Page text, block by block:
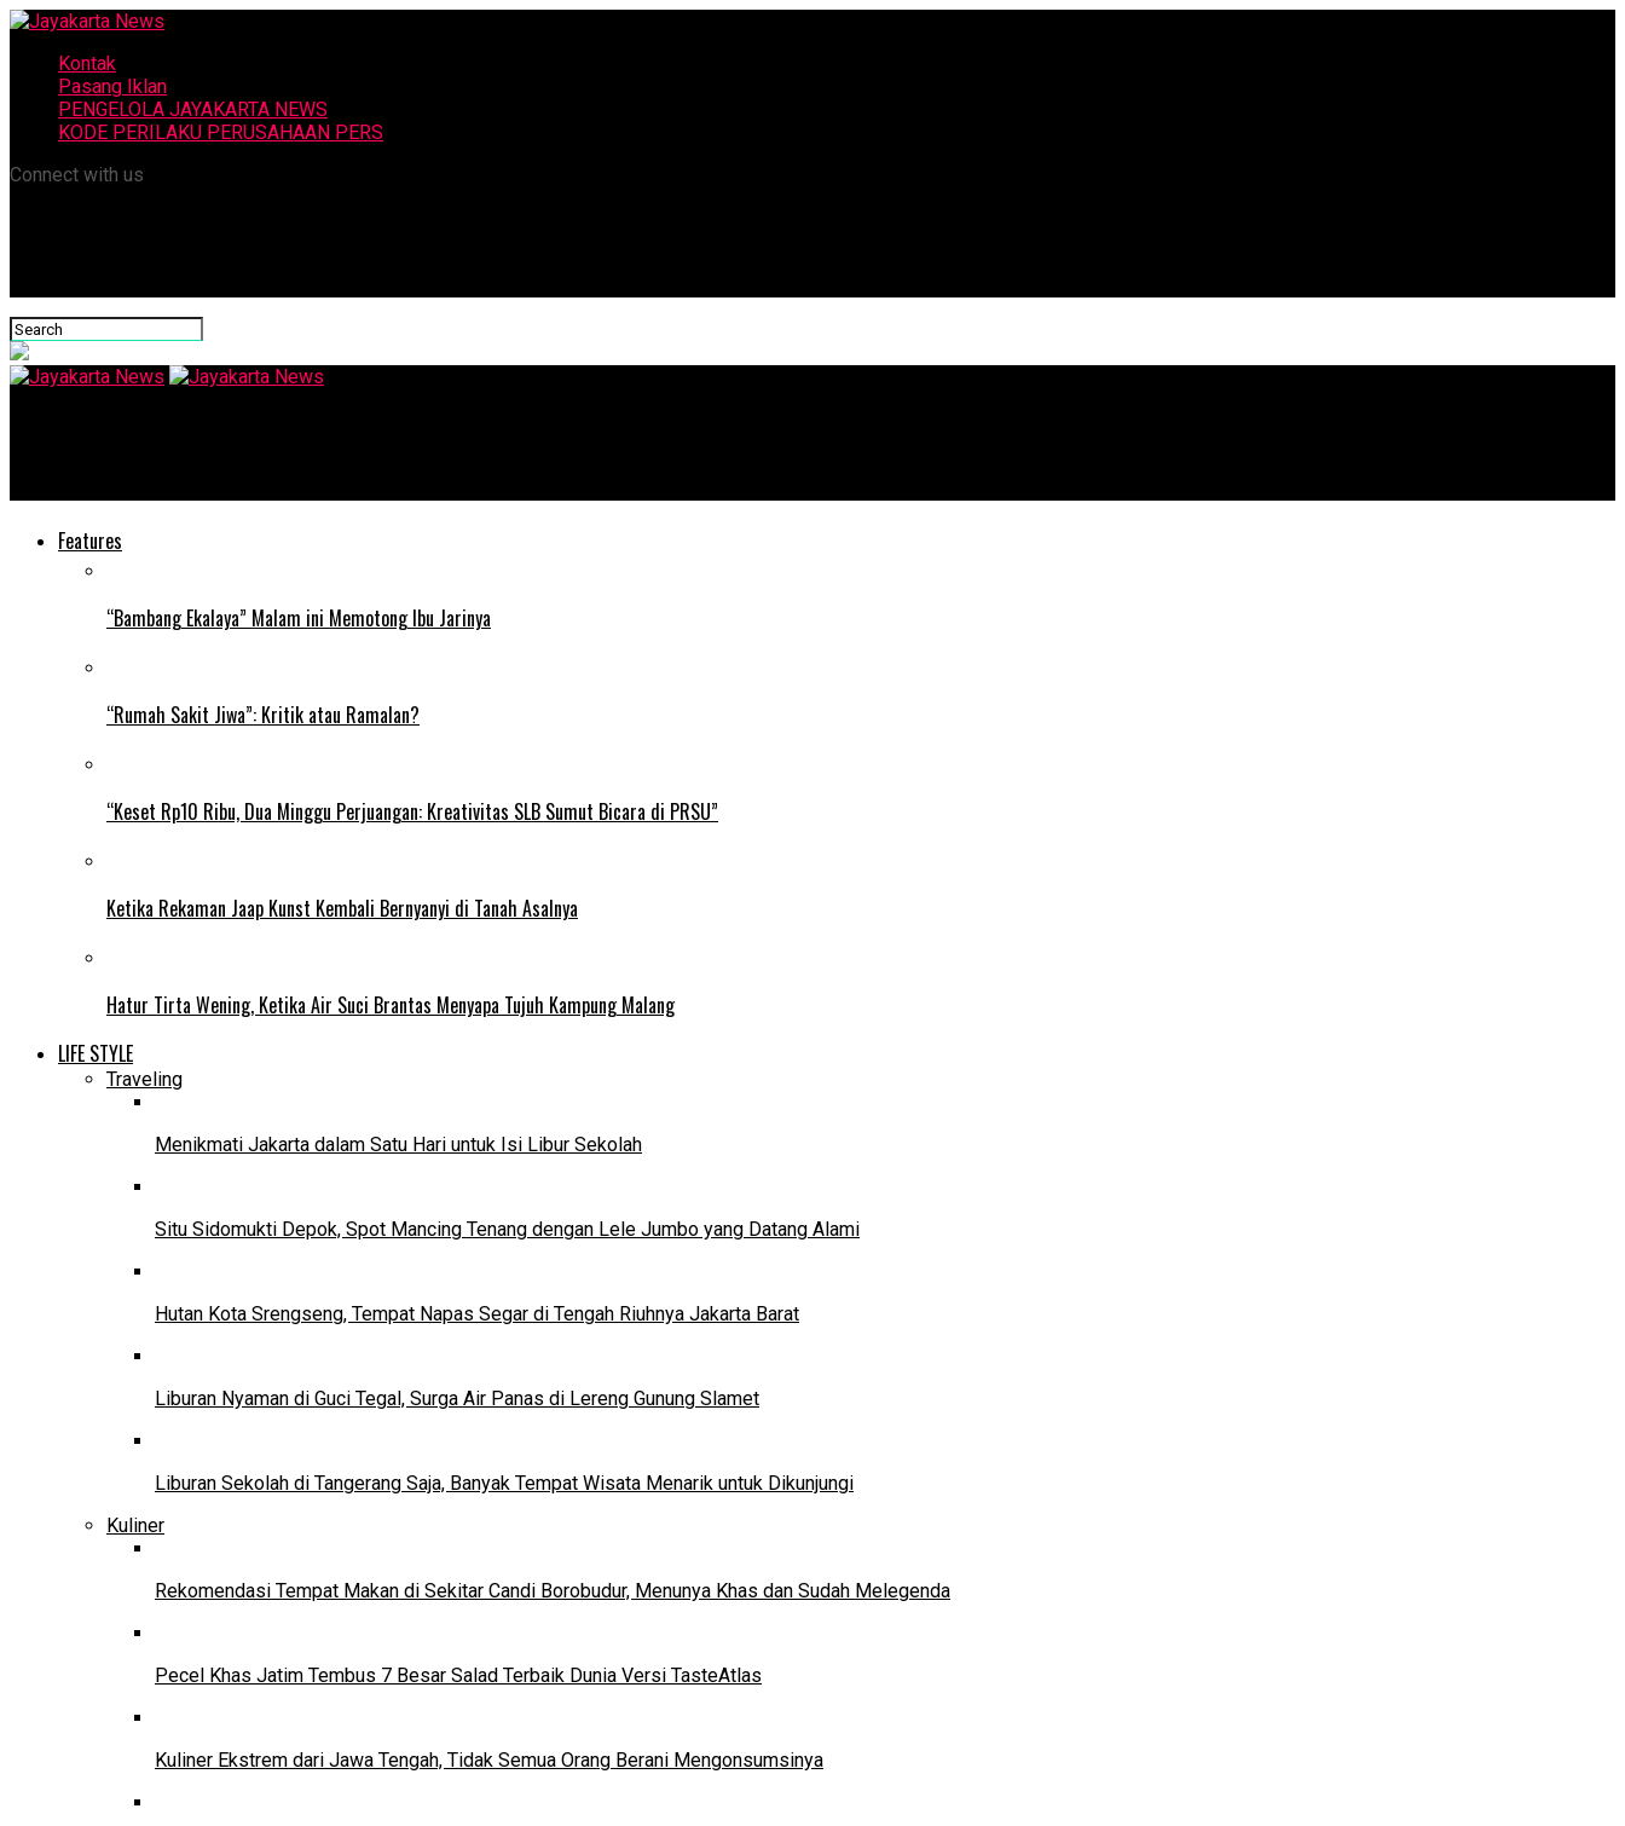
Kontak
Pasang Iklan
PENGELOLA JAYAKARTA NEWS
KODE PERILAKU PERUSAHAAN PERS
Connect with us
Features
“Bambang Ekalaya” Malam ini Memotong Ibu Jarinya
“Rumah Sakit Jiwa”: Kritik atau Ramalan?
“Keset Rp10 Ribu, Dua Minggu Perjuangan: Kreativitas SLB Sumut Bicara di PRSU”
Ketika Rekaman Jaap Kunst Kembali Bernyanyi di Tanah Asalnya
Hatur Tirta Wening, Ketika Air Suci Brantas Menyapa Tujuh Kampung Malang
LIFE STYLE
Traveling
Menikmati Jakarta dalam Satu Hari untuk Isi Libur Sekolah
Situ Sidomukti Depok, Spot Mancing Tenang dengan Lele Jumbo yang Datang Alami
Hutan Kota Srengseng, Tempat Napas Segar di Tengah Riuhnya Jakarta Barat
Liburan Nyaman di Guci Tegal, Surga Air Panas di Lereng Gunung Slamet
Liburan Sekolah di Tangerang Saja, Banyak Tempat Wisata Menarik untuk Dikunjungi
Kuliner
Rekomendasi Tempat Makan di Sekitar Candi Borobudur, Menunya Khas dan Sudah Melegenda
Pecel Khas Jatim Tembus 7 Besar Salad Terbaik Dunia Versi TasteAtlas
Kuliner Ekstrem dari Jawa Tengah, Tidak Semua Orang Berani Mengonsumsinya